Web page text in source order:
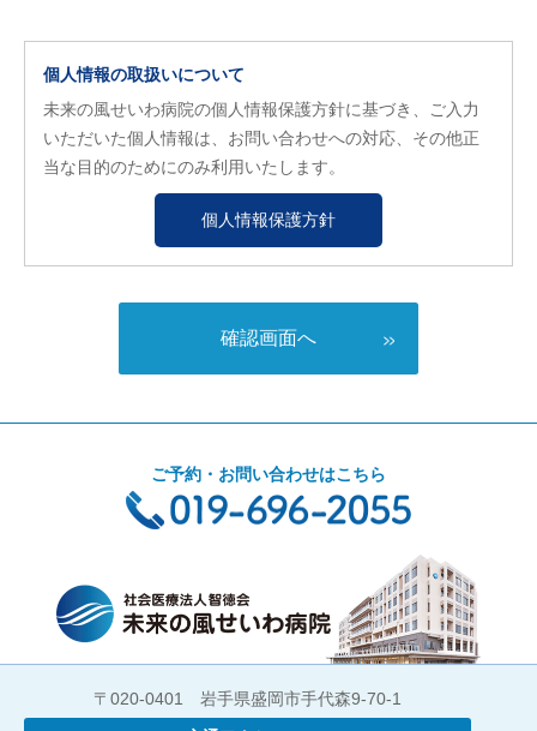
個人情報の取扱いについて
未来の風せいわ病院の個人情報保護方針に基づき、ご入力
いただいた個人情報は、お問い合わせへの対応、その他正
当な目的のためにのみ利用いたします。
個人情報保護方針
確認画面へ
ご予約・お問い合わせはこちら
〒020-0401 岩手県盛岡市手代森9-70-1